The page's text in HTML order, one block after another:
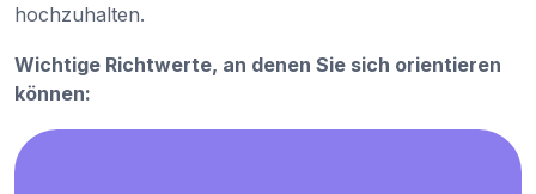
hochzuhalten.
Wichtige Richtwerte, an denen Sie sich orientieren
können: